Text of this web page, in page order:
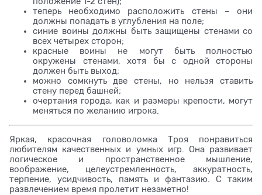
теперь необходимо расположить стены – они
должны попадать в углубления на поле;
синие воины должны быть защищены стенами со
всех четырех сторон;
красные воины не могут быть полностью
окружены стенами, хотя бы с одной стороны
должен быть выход;
можно сомкнуть две стены, но нельзя ставить
стену перед башней;
очертания города, как и размеры крепости, могут
меняться по желанию игрока.
Яркая, красочная головоломка Троя понравиться
любителям качественных и умных игр. Она развивает
логическое и пространственное мышление,
воображение, целеустремленность, аккуратность,
терпение, усидчивость, память и фантазию. С таким
развлечением время пролетит незаметно!